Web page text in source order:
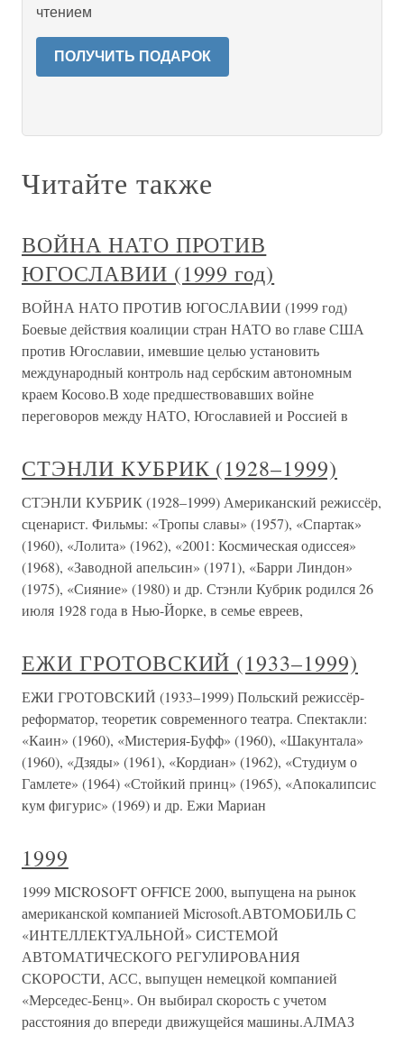
чтением
ПОЛУЧИТЬ ПОДАРОК
Читайте также
ВОЙНА НАТО ПРОТИВ
ЮГОСЛАВИИ (1999 год)
ВОЙНА НАТО ПРОТИВ ЮГОСЛАВИИ (1999 год)
Боевые действия коалиции стран НАТО во главе США
против Югославии, имевшие целью установить
международный контроль над сербским автономным
краем Косово.В ходе предшествовавших войне
переговоров между НАТО, Югославией и Россией в
СТЭНЛИ КУБРИК (1928–1999)
СТЭНЛИ КУБРИК (1928–1999) Американский режиссёр,
сценарист. Фильмы: «Тропы славы» (1957), «Спартак»
(1960), «Лолита» (1962), «2001: Космическая одиссея»
(1968), «Заводной апельсин» (1971), «Барри Линдон»
(1975), «Сияние» (1980) и др. Стэнли Кубрик родился 26
июля 1928 года в Нью-Йорке, в семье евреев,
ЕЖИ ГРОТОВСКИЙ (1933–1999)
ЕЖИ ГРОТОВСКИЙ (1933–1999) Польский режиссёр-
реформатор, теоретик современного театра. Спектакли:
«Каин» (1960), «Мистерия-Буфф» (1960), «Шакунтала»
(1960), «Дзяды» (1961), «Кордиан» (1962), «Студиум о
Гамлете» (1964) «Стойкий принц» (1965), «Апокалипсис
кум фигурис» (1969) и др. Ежи Мариан
1999
1999 MICROSOFT OFFICE 2000, выпущена на рынок
американской компанией Microsoft.АВТОМОБИЛЬ С
«ИНТЕЛЛЕКТУАЛЬНОЙ» СИСТЕМОЙ
АВТОМАТИЧЕСКОГО РЕГУЛИРОВАНИЯ
СКОРОСТИ, АСС, выпущен немецкой компанией
«Мерседес-Бенц». Он выбирал скорость с учетом
расстояния до впереди движущейся машины.АЛМАЗ